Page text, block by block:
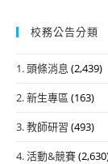
校務公告分類
1. 頭條消息 (2,439)
2. 新生專區 (163)
3. 教師研習 (493)
4. 活動&競賽